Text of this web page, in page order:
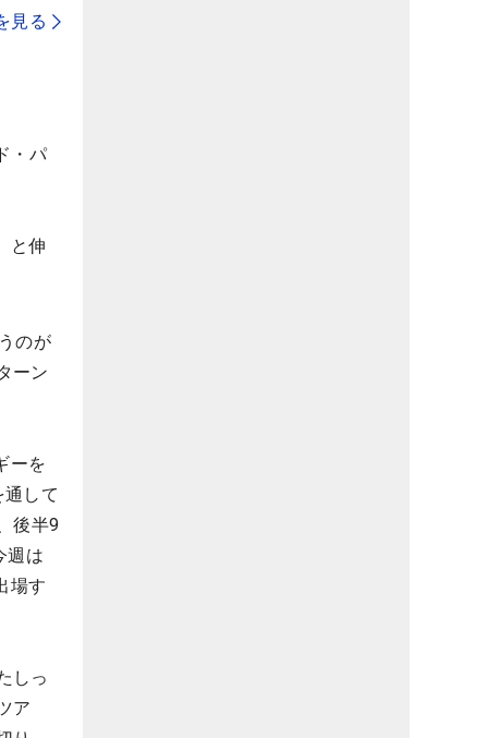
見る
・パ
と伸
のが
ーン
ーを
して
後半9
週は
場す
しっ
ア